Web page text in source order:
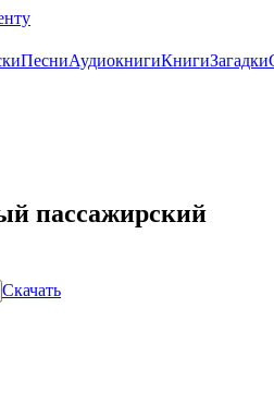
ПесниАудиокнигиКнигиЗагадки
пассажирский
Скачать